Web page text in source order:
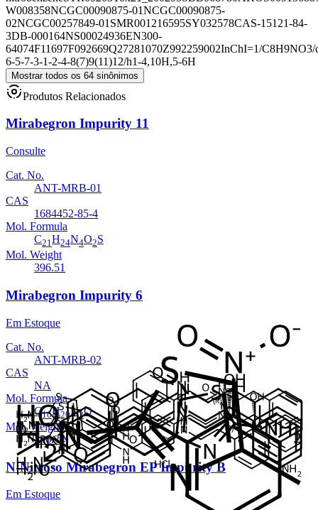
W008358NCGC00090875-01NCGC00090875-
02NCGC00257849-01 SMR001216595SY032578CAS-15121-84-
3DB-000164NS00024936EN300-
64074F11697F092669Q27281070Z992259002InChI=1/C8H9NO3/
6-5-7-3-1-2-4-8(7)9(11)12/h1-4,10H,5-6H
Mostrar todos os 64 sinônimos
Produtos Relacionados
Mirabegron Impurity 11
Consulte
Cat. No.
ANT-MRB-01
CAS
1684452-85-4
Mol. Formula
C21H24N4O2S
Mol. Weight
396.51
Mirabegron Impurity 6
Em Estoque
Cat. No.
ANT-MRB-02
CAS
NA
Mol. Formula
C16H20N2O
Mol. Weight
256.34
N-Nitroso Mirabegron EP Impurity B
Em Estoque